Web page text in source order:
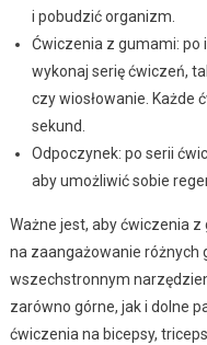
i pobudzić organizm.
Ćwiczenia z gumami: po
wykonaj serię ćwiczeń,
czy wiosłowanie. Każde
sekund.
Odpoczynek: po serii
aby umożliwić sobie
Ważne jest, aby ćwiczenia
na zaangażowanie różnych
wszechstronnym
zarówno górne, jak i dolne
ćwiczenia na bicepsy,